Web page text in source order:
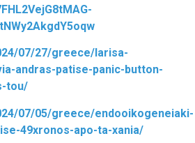
07/27/greece/larisa-
andras-patise-panic-button-
tou/
07/05/greece/endooikogeneiaki-
49xronos-apo-ta-xania/